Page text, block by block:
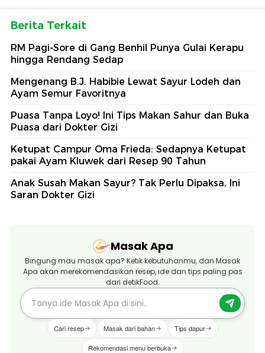
Berita Terkait
RM Pagi-Sore di Gang Benhil Punya Gulai Kerapu
hingga Rendang Sedap
Mengenang B.J. Habibie Lewat Sayur Lodeh dan
Ayam Semur Favoritnya
Puasa Tanpa Loyo! Ini Tips Makan Sahur dan Buka
Puasa dari Dokter Gizi
Ketupat Campur Oma Frieda: Sedapnya Ketupat
pakai Ayam Kluwek dari Resep 90 Tahun
Anak Susah Makan Sayur? Tak Perlu Dipaksa, Ini
Saran Dokter Gizi
Masak Apa
Bingung mau masak apa? Ketik kebutuhanmu, dan Masak
Apa akan merekomendasikan resep, ide dan tips paling pas
dari detikFood.
Cari resep Masak dari bahan Tips dapur
Rekomendasi menu berbuka